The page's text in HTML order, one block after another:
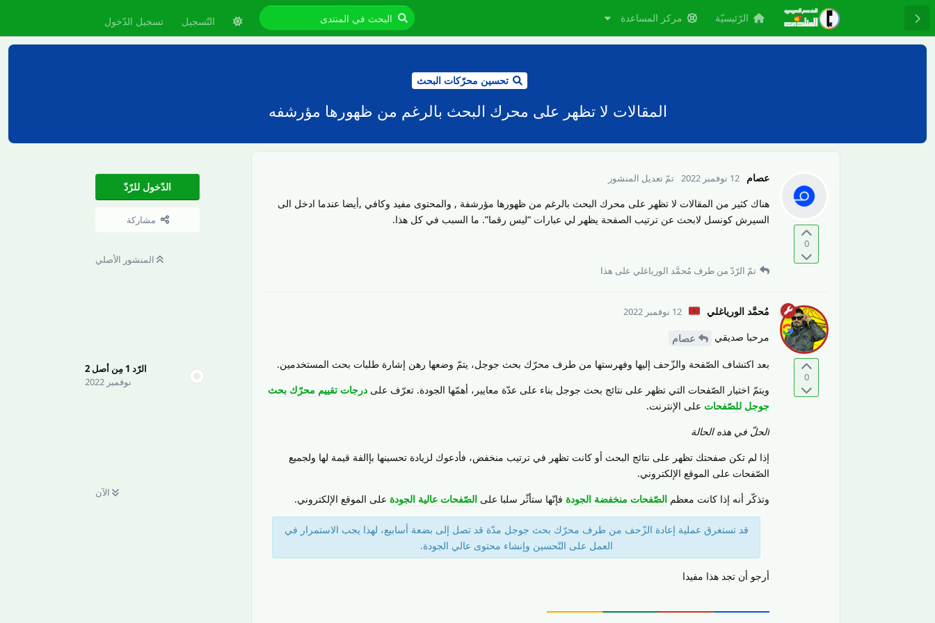
الرّئيسيّة مركز المساعدة التّسجيل تسجيل الدّخول
تحسين محرّكات البحث
المقالات لا تظهر على محرك البحث بالرغم من ظهورها مؤرشفه
الدّخول للرّدّ
مشاركة
المنشور الأصلي
الرّد 1 مِن أصل 2
نوفمبر 2022
الآن
0
عصام 12 نوفمبر 2022 تمّ تعديل المنشور
هناك كثير من المقالات لا تظهر على محرك البحث بالرغم من ظهورها مؤرشفة , والمحتوى مفيد وكافي ,أيضا عندما ادخل الى
السيرش كونسل لابحث عن ترتيب الصفحة يظهر لي عبارات “ليس رقما”. ما السبب في كل هذا.
تمّ الرّدّ من طرف مُحمَّد الورياغلي على هذا
0
مُحمَّد الورياغلي 12 نوفمبر 2022
مرحبا صديقي
عصام
بعد اكتشاف الصّفحة والزّحف إليها وفهرستها من طرف محرّك بحث جوجل، يتمّ وضعها رهن إشارة طلبات بحث المستخدمين.
ويتمّ اختيار الصّفحات التي تظهر على نتائج بحث جوجل بناء على عدّة معايير، أهمّها الجودة. تعرّف على درجات تقييم محرّك بحث
جوجل للصّفحات على الإنترنت.
الحلّ في هذه الحالة
إذا لم تكن صفحتك تظهر على نتائج البحث أو كانت تظهر في ترتيب منخفض، فأدعوك لزيادة تحسينها بإالفة قيمة لها ولجميع
الصّفحات على الموقع الإلكتروني.
وتذكّر أنه إذا كانت معظم الصّفحات منخفضة الجودة فإنّها ستأثّر سلبا على الصّفحات عالية الجودة على الموقع الإلكتروني.
قد تستغرق عملية إعادة الزّحف من طرف محرّك بحث جوجل مدّة قد تصل إلى بضعة أسابيع، لهذا يجب الاستمرار في
العمل على التّحسين وإنشاء محتوى عالي الجودة.
أرجو أن تجد هذا مفيدا